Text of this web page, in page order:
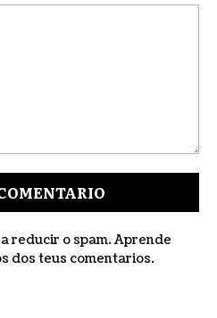
reducir o spam. Aprende
dos teus comentarios.